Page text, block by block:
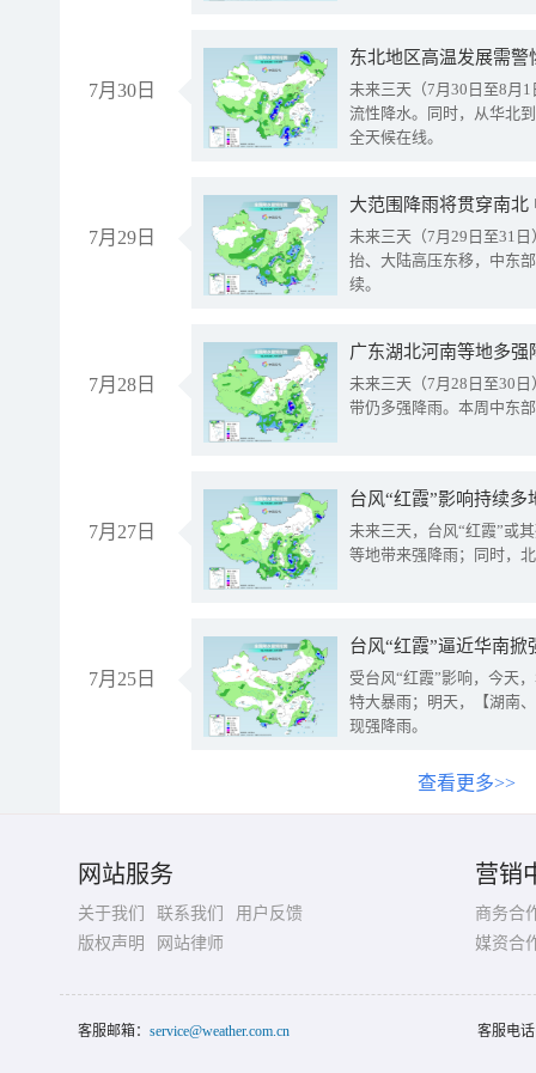
7月30日
东北地区高温发展需
未来三天（7月30日至8月
流性降水。同时，从华北
全天候在线。
7月29日
大范围降雨将贯穿南
未来三天（7月29日至31
抬、大陆高压东移，中东
续。
7月28日
广东湖北河南等地多
未来三天（7月28日至30
带仍多强降雨。本周中东
7月27日
台风“红霞”影响持续
未来三天，台风“红霞”或
等地带来强降雨；同时，
7月25日
台风“红霞”逼近华南
受台风“红霞”影响，今天
特大暴雨；明天，【湖南
现强降雨。
查看更多>>
网站服务
关于我们 联系我们
用户反馈
版权声明
网站律师
营销
商务合
媒资合
客服邮箱： service@weather.com.cn 客服电